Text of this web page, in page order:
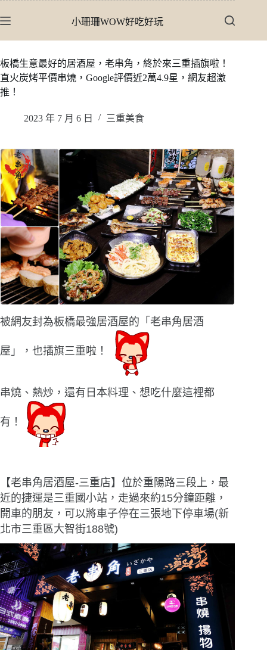
至
內
容
小珊珊WOW好吃好玩
板橋生意最好的居酒屋，老串角，終於來三重插旗啦！
直火炭烤平價串燒，Google評價近2萬4.9星，網友超激
推！
2023 年 7 月 6 日 三重美食
被網友封為板橋最強居酒屋的「老串角居酒
屋」，也插旗三重啦！
串燒、熱炒，還有日本料理、想吃什麼這裡都
有！
【老串角居酒屋-三重店】位於重陽路三段上，最
近的捷運是三重國小站，走過來約15分鐘距離，
開車的朋友，可以將車子停在三張地下停車場(新
北市三重區大智街188號)